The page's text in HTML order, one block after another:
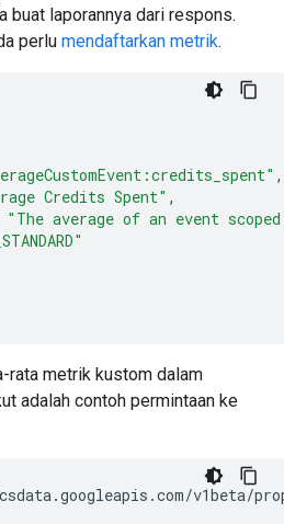
buat laporannya dari respons.
perlu mendaftarkan metrik.
,
Credits Spent" ,
"The average of an event
rata metrik kustom dalam
adalah contoh permintaan ke
v1beta/